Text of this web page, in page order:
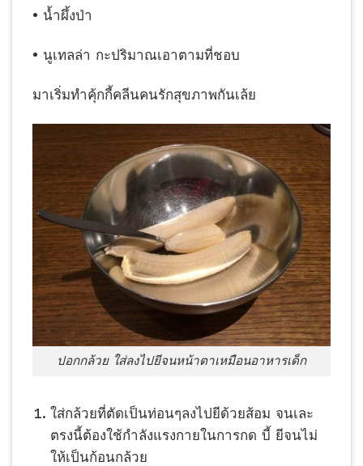
• น้ำผึ้งป่า
• นูเทลล่า กะปริมาณเอาตามที่ชอบ
มาเริ่มทำคุ้กกี้คลีนคนรักสุขภาพกันเล้ย
ปอกกล้วย ใส่ลงไปยีจนหน้าตาเหมือนอาหารเด็ก
ใส่กล้วยที่ตัดเป็นท่อนๆลงไปยีด้วยส้อม จนเละ
ตรงนี้ต้องใช้กำลังแรงกายในการกด บี้ ยีจนไม่
ให้เป็นก้อนกล้วย